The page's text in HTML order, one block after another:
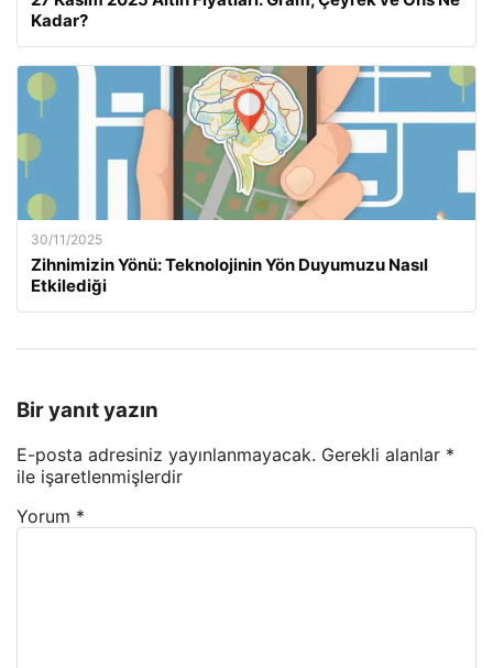
Kadar?
30/11/2025
Zihnimizin Yönü: Teknolojinin Yön Duyumuzu Nasıl
Etkilediği
Bir yanıt yazın
E-posta adresiniz yayınlanmayacak. Gerekli alanlar *
ile işaretlenmişlerdir
Yorum *